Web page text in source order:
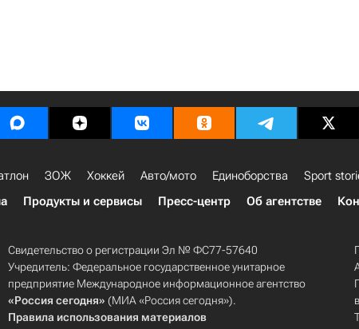
ЗОЖ Хоккей Авто/мото Единоборства Sport
Продукты и сервисы Пресс-центр Об агентстве
Свидетельство о регистрации Эл № ФС77-57640
Учредитель: Федеральное государственное унитарное
предприятие Международное информационное агентство
«Россия сегодня» (МИА «Россия сегодня»).
Правила использования материалов